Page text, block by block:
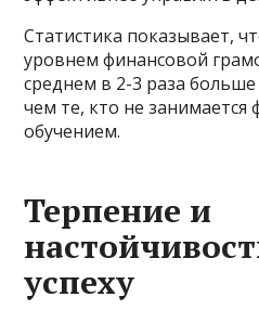
Статистика показывает,
уровнем финансовой
среднем в 2-3 раза
чем те, кто не
обучением.
Терпение и
успеху